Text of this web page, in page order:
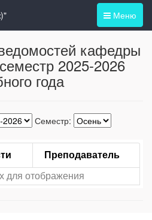
Меню
кафедры
2025-2026
года
Семестр:
Преподаватель
для отображения